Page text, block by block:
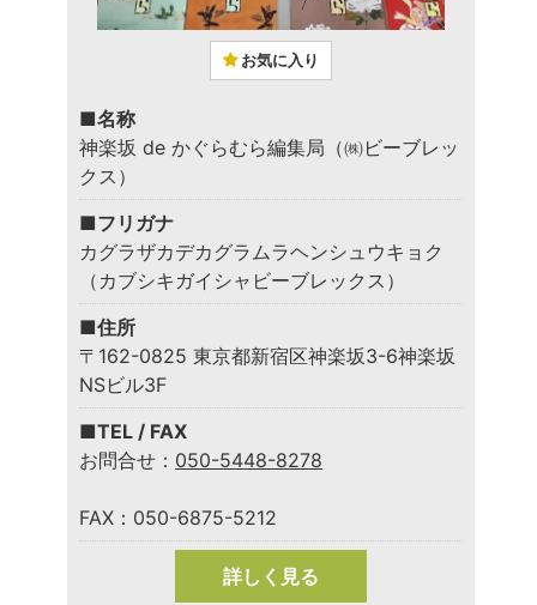
お気に入り
■名称
神楽坂 de かぐらむら編集局（㈱ビーブレッ
クス）
■フリガナ
カグラザカデカグラムラヘンシュウキョク
（カブシキガイシャビーブレックス）
■住所
〒162-0825 東京都新宿区神楽坂3-6神楽坂
NSビル3F
■TEL / FAX
お問合せ： 050-5448-8278
FAX：050-6875-5212
詳しく見る